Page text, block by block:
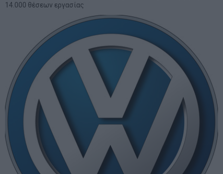
14.000 θέσεων εργασίας